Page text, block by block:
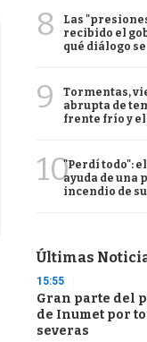
8
Las
recibido el
qué diálogo
9
Tormentas,
abrupta de
frente frío y
10"Perdí todo":
ayuda de una
incendio de
Últimas
15:55
Gran parte del
de Inumet por
severas